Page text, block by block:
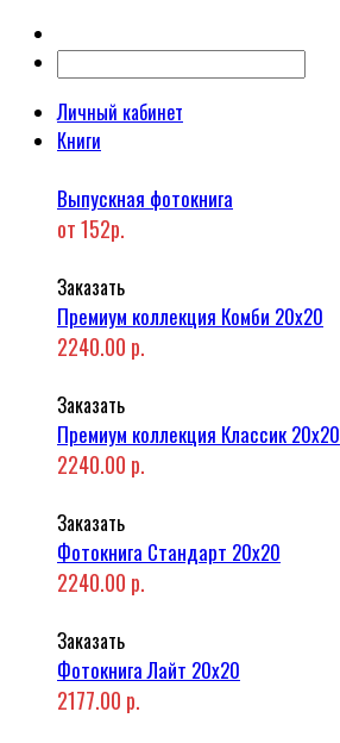
Личный кабинет
Книги
Выпускная фотокнига
от 152р.
Заказать
Премиум коллекция Комби 20x20
2240.00 р.
Заказать
Премиум коллекция Классик 20x20
2240.00 р.
Заказать
Фотокнига Стандарт 20x20
2240.00 р.
Заказать
Фотокнига Лайт 20x20
2177.00 р.